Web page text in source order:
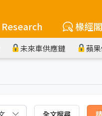
Research 椽經閣
未來車供應鏈 蘋
全文搜尋